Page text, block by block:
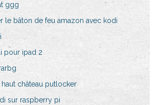
ggg
le bâton de feu amazon avec kodi
pour ipad 2
château putlocker
sur raspberry pi